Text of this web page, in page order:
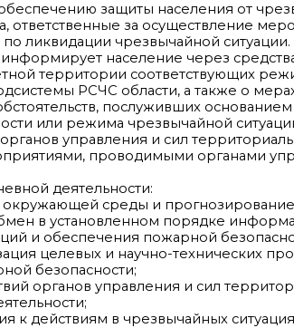
защиты населения от
ответственные за осуществление
ликвидации чрезвычайной ситуации.
информирует население через
территории соответствующих
РСЧС области, а также о
послуживших
или режима чрезвычайной
управления и сил
проводимыми органами
деятельности:
окружающей среды и
в установленном порядке
и обеспечения пожарной
целевых и научно-технических
безопасности;
органов управления и сил
к действиям в чрезвычайных